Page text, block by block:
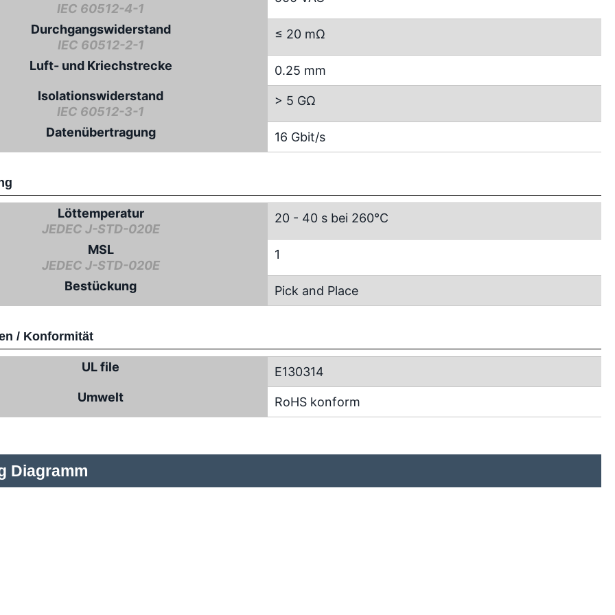
IEC 60512-4-1
Durchgangswiderstand
IEC 60512-2-1
≤ 20 mΩ
Luft- und Kriechstrecke
0.25 mm
Isolationswiderstand
IEC 60512-3-1
> 5 GΩ
Datenübertragung 16 Gbit/s
Löttemperatur
JEDEC J-STD-020E
20 - 40 s bei 260°C
MSL
JEDEC J-STD-020E
1
Bestückung Pick and Place
/ Konformität
UL file
E130314
Umwelt
RoHS konform
Diagramm